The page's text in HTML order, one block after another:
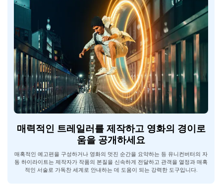
매력적인 트레일러를 제작하고 영화의 경이로
움을 공개하세요
매혹적인 예고편을 구성하거나 영화의 멋진 순간을 요약하는 등 유니컨버터의 자
동 하이라이트는 제작자가 작품의 본질을 신속하게 전달하고 관객을 열정과 매혹
적인 서술로 가독찬 세계로 안내하는 데 도움이 되는 강력한 도구입니다.